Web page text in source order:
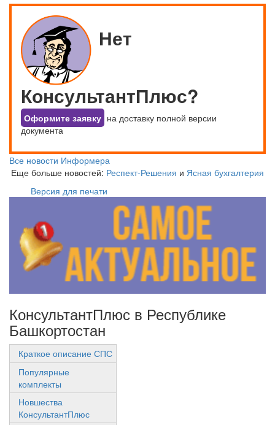
Нет
КонсультантПлюс?
Оформите заявку на доставку полной версии
документа
Все новости Информера
Еще больше новостей: Респект-Решения и Ясная бухгалтерия
Версия для печати
КонсультантПлюс в Республике
Башкортостан
Краткое описание СПС
Популярные
комплекты
Новшества
КонсультантПлюс